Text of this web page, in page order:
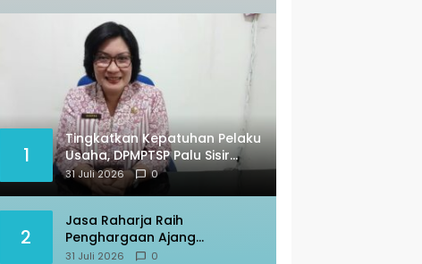
1
Tingkatkan Kepatuhan Pelaku
Usaha, DPMPTSP Palu Sisir
Warkop – Restoran
31 Juli 2026 0
2
Jasa Raharja Raih
Penghargaan Ajang
Transportasi Indonesia
31 Juli 2026 0